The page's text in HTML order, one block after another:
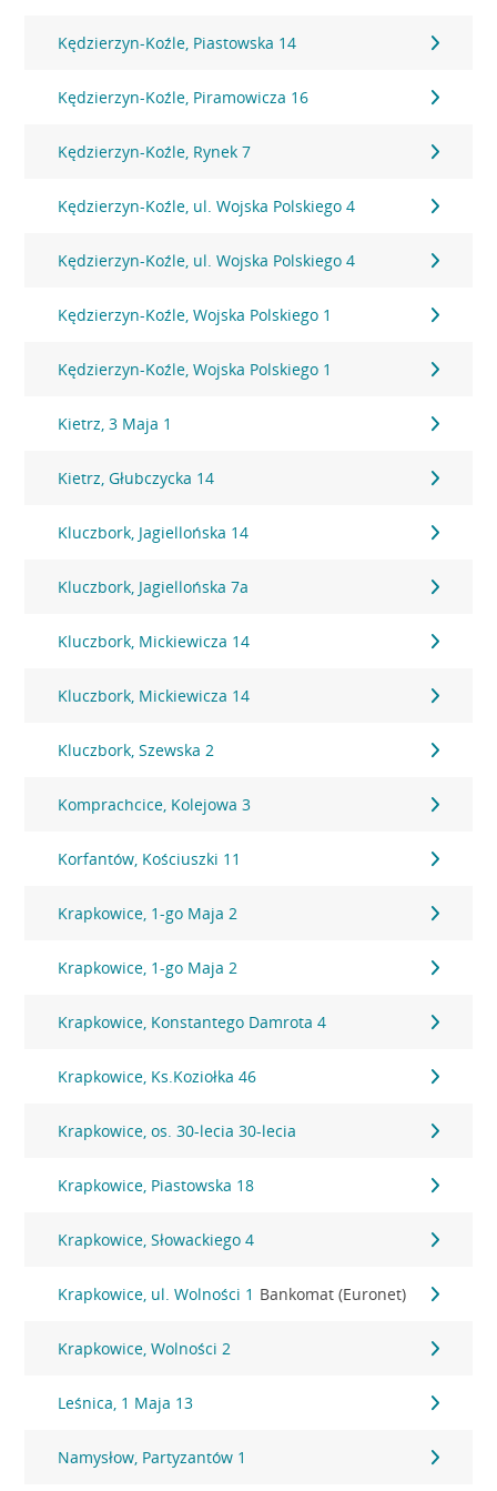
Kędzierzyn-Koźle, Piastowska 14
Kędzierzyn-Koźle, Piramowicza 16
Kędzierzyn-Koźle, Rynek 7
Kędzierzyn-Koźle, ul. Wojska Polskiego 4
Kędzierzyn-Koźle, ul. Wojska Polskiego 4
Kędzierzyn-Koźle, Wojska Polskiego 1
Kędzierzyn-Koźle, Wojska Polskiego 1
Kietrz, 3 Maja 1
Kietrz, Głubczycka 14
Kluczbork, Jagiellońska 14
Kluczbork, Jagiellońska 7a
Kluczbork, Mickiewicza 14
Kluczbork, Mickiewicza 14
Kluczbork, Szewska 2
Komprachcice, Kolejowa 3
Korfantów, Kościuszki 11
Krapkowice, 1-go Maja 2
Krapkowice, 1-go Maja 2
Krapkowice, Konstantego Damrota 4
Krapkowice, Ks.Koziołka 46
Krapkowice, os. 30-lecia 30-lecia
Krapkowice, Piastowska 18
Krapkowice, Słowackiego 4
Krapkowice, ul. Wolności 1 Bankomat (Euronet)
Krapkowice, Wolności 2
Leśnica, 1 Maja 13
Namysłow, Partyzantów 1